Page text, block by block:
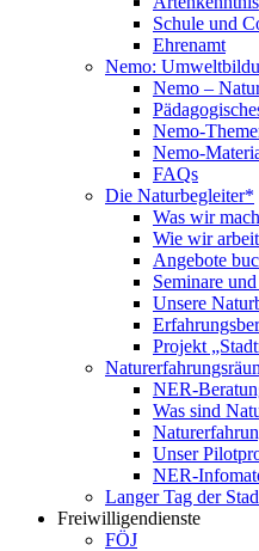
Schule und
Ehrenamt
Nemo:
Nemo –
Nemo-
Nemo-
FAQs
Die Naturbegleiter*
Was wir
Wie wir
Angebote
Seminare
Unsere
Projekt
NER-
Was sind
Unser
NER-
Langer Tag der
Freiwilligendienste
FÖJ